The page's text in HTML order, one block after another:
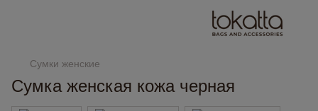
Сумки женские
Сумка женская кожа черная